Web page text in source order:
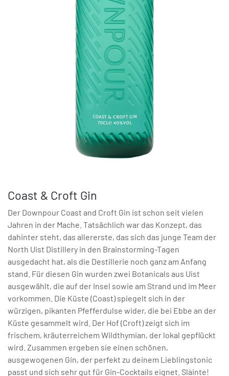
Coast & Croft Gin
Der Downpour Coast and Croft Gin ist schon seit vielen
Jahren in der Mache. Tatsächlich war das Konzept, das
dahinter steht, das allererste, das sich das junge Team der
North Uist Distillery in den Brainstorming-Tagen
ausgedacht hat, als die Destillerie noch ganz am Anfang
stand. Für diesen Gin wurden zwei Botanicals aus Uist
ausgewählt, die auf der Insel sowie am Strand und im Meer
vorkommen. Die Küste (Coast) spiegelt sich in der
würzigen, pikanten Pfefferdulse wider, die bei Ebbe an der
Küste gesammelt wird. Der Hof (Croft) zeigt sich im
frischem, kräuterreichem Wildthymian, der lokal gepflückt
wird. Zusammen ergeben sie einen schönen,
ausgewogenen Gin, der perfekt zu deinem Lieblingstonic
passt und sich sehr gut für Gin-Cocktails eignet. Slàinte!